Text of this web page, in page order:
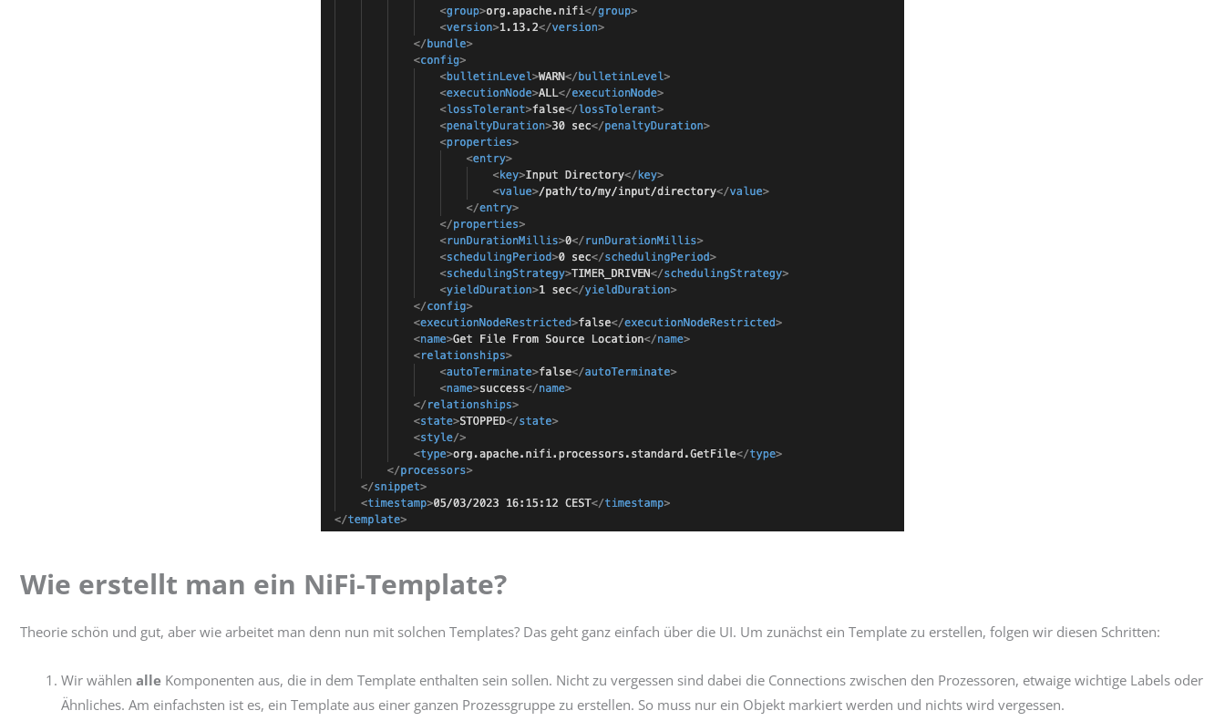
Wie erstellt man ein NiFi-Template?
Theorie schön und gut, aber wie arbeitet man denn nun mit solchen Templates? Das geht ganz einfach über die UI. Um zunächst ein Template zu erstellen, folgen wir diesen Schritten:
Wir wählen alle Komponenten aus, die in dem Template enthalten sein sollen. Nicht zu vergessen sind dabei die Connections zwischen den Prozessoren, etwaige wichtige Labels oder
Ähnliches. Am einfachsten ist es, ein Template aus einer ganzen Prozessgruppe zu erstellen. So muss nur ein Objekt markiert werden und nichts wird vergessen.